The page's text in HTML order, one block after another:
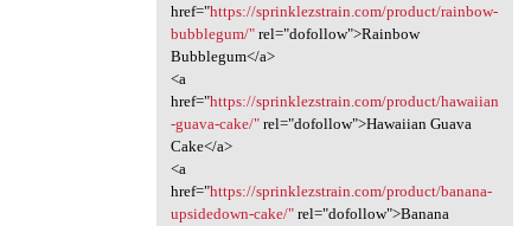
href="https://sprinklezstrain.com/product/rainbow-
bubblegum/"rel="dofollow">Rainbow
Bubblegum</a>
<a
href="https://sprinklezstrain.com/product/hawaiian
-guava-cake/"rel="dofollow">Hawaiian Guava
Cake</a>
<a
href="https://sprinklezstrain.com/product/banana-
upsidedown-cake/"rel="dofollow">Banana